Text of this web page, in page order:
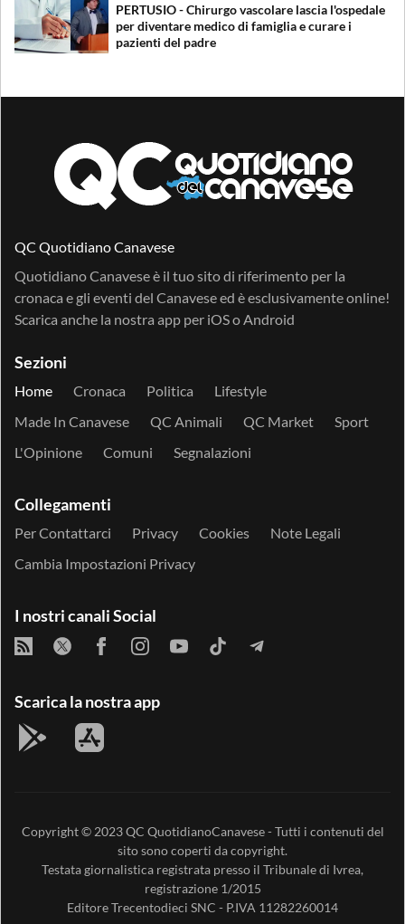
PERTUSIO - Chirurgo vascolare lascia l'ospedale
per diventare medico di famiglia e curare i
pazienti del padre
QC Quotidiano Canavese
Quotidiano Canavese è il tuo sito di riferimento per la
cronaca e gli eventi del Canavese ed è esclusivamente online!
Scarica anche la nostra app per iOSo Android
Sezioni
Home Cronaca Politica
Lifestyle
Made In Canavese
QC Animali QC Market
Sport
L'Opinione
Comuni Segnalazioni
Collegamenti
Per Contattarci Privacy Cookies
Note Legali
Cambia Impostazioni Privacy
I nostri canali Social
Scarica la nostra app
Copyright © 2023QC QuotidianoCanavese- Tutti i contenuti del
sito sono coperti da copyright.
Testata giornalistica registrata presso il Tribunale di Ivrea,
registrazione 1/2015
EditoreTrecentodieci SNC - P.IVA 11282260014